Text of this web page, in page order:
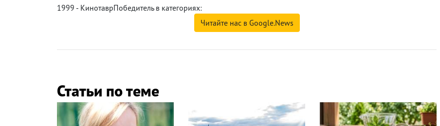
1999 - КинотаврПобедитель в категориях:
Читайте нас в Google.News
Статьи по теме